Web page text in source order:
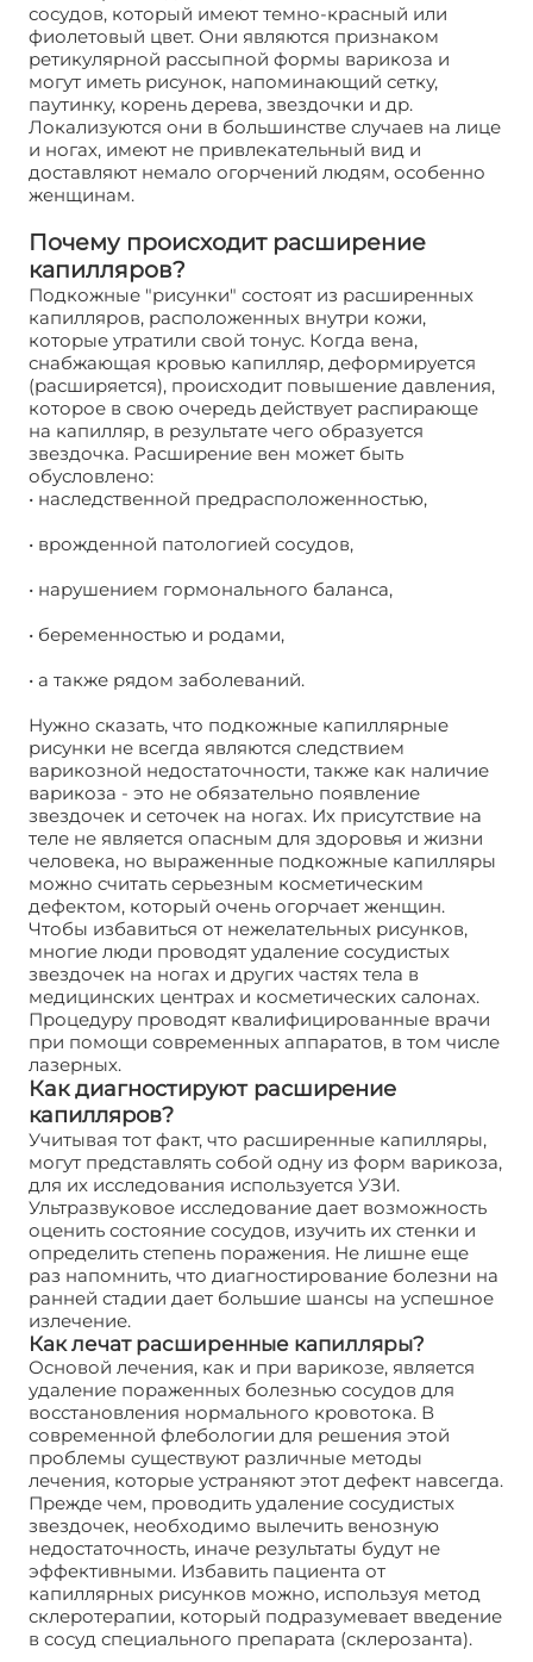
сосудов, который имеют темно-красный или
фиолетовый цвет. Они являются признаком
ретикулярной рассыпной формы варикоза и
могут иметь рисунок, напоминающий сетку,
паутинку, корень дерева, звездочки и др.
Локализуются они в большинстве случаев на лице
и ногах, имеют не привлекательный вид и
доставляют немало огорчений людям, особенно
женщинам.
Почему происходит расширение
капилляров?
Подкожные "рисунки" состоят из расширенных
капилляров, расположенных внутри кожи,
которые утратили свой тонус. Когда вена,
снабжающая кровью капилляр, деформируется
(расширяется), происходит повышение давления,
которое в свою очередь действует распирающе
на капилляр, в результате чего образуется
звездочка. Расширение вен может быть
обусловлено:
• наследственной предрасположенностью,
• врожденной патологией сосудов,
• нарушением гормонального баланса,
• беременностью и родами,
• а также рядом заболеваний.
Нужно сказать, что подкожные капиллярные
рисунки не всегда являются следствием
варикозной недостаточности, также как наличие
варикоза - это не обязательно появление
звездочек и сеточек на ногах. Их присутствие на
теле не является опасным для здоровья и жизни
человека, но выраженные подкожные капилляры
можно считать серьезным косметическим
дефектом, который очень огорчает женщин.
Чтобы избавиться от нежелательных рисунков,
многие люди проводят удаление сосудистых
звездочек на ногах и других частях тела в
медицинских центрах и косметических салонах.
Процедуру проводят квалифицированные врачи
при помощи современных аппаратов, в том числе
лазерных.
Как диагностируют расширение
капилляров?
Учитывая тот факт, что расширенные капилляры,
могут представлять собой одну из форм варикоза,
для их исследования используется УЗИ.
Ультразвуковое исследование дает возможность
оценить состояние сосудов, изучить их стенки и
определить степень поражения. Не лишне еще
раз напомнить, что диагностирование болезни на
ранней стадии дает большие шансы на успешное
излечение.
Как лечат расширенные капилляры?
Основой лечения, как и при варикозе, является
удаление пораженных болезнью сосудов для
восстановления нормального кровотока. В
современной флебологии для решения этой
проблемы существуют различные методы
лечения, которые устраняют этот дефект навсегда.
Прежде чем, проводить удаление сосудистых
звездочек, необходимо вылечить венозную
недостаточность, иначе результаты будут не
эффективными. Избавить пациента от
капиллярных рисунков можно, используя метод
склеротерапии, который подразумевает введение
в сосуд специального препарата (склерозанта).